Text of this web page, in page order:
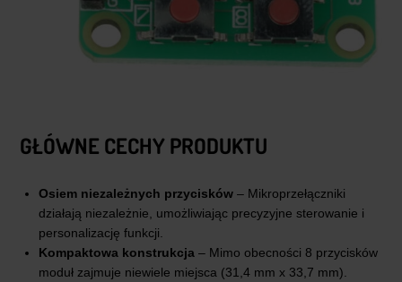
GŁÓWNE CECHY PRODUKTU
Osiem niezależnych przycisków – Mikroprzełączniki
działają niezależnie, umożliwiając precyzyjne sterowanie i
personalizację funkcji.
Kompaktowa konstrukcja – Mimo obecności 8 przycisków
moduł zajmuje niewiele miejsca (31,4 mm x 33,7 mm).